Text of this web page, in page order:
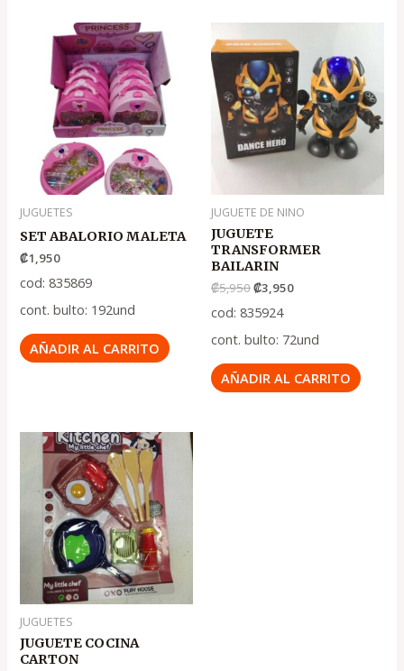
JUGUETES
SET ABALORIO MALETA
₡1,950
cod: 835869
cont. bulto: 192und
AÑADIR AL CARRITO
JUGUETE DE NINO
JUGUETE
TRANSFORMER
BAILARIN
₡5,950
precio
original
era:
.
₡5,950
₡3,950
precio
actual
es:
₡3,950
cod: 835924
cont. bulto: 72und
AÑADIR AL CARRITO
JUGUETES
JUGUETE COCINA
CARTON